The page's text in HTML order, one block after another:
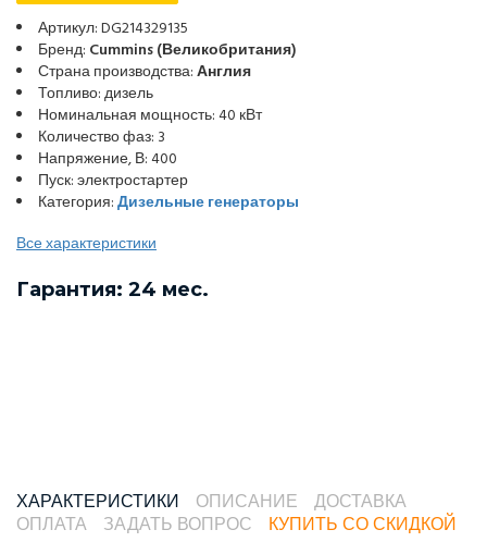
Артикул: DG214329135
Бренд: Cummins (Великобритания)
Страна производства:Англия
Топливо: дизель
Номинальная мощность: 40 кВт
Количество фаз: 3
Напряжение, В: 400
Пуск: электростартер
Категория:Дизельные генераторы
Все характеристики
Гарантия: 24 мес.
ХАРАКТЕРИСТИКИ ОПИСАНИЕ
ДОСТАВКА
ОПЛАТА
ЗАДАТЬ ВОПРОС КУПИТЬ СО СКИДКОЙ